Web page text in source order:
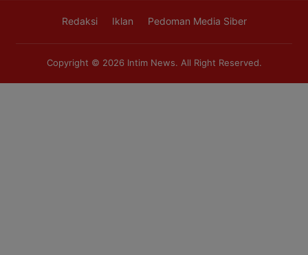
Redaksi Iklan Pedoman Media Siber
Copyright © 2026 Intim News. All Right Reserved.